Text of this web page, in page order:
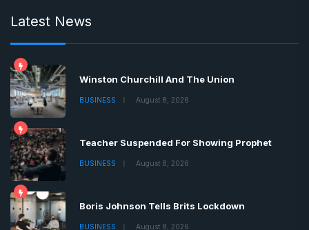
Latest News
Winston Churchill And The Union
BUSINESS August 8, 2026
Teacher Suspended For Showing Prophet
BUSINESS August 8, 2026
Boris Johnson Tells Brits Lockdown
BUSINESS August 8, 2026